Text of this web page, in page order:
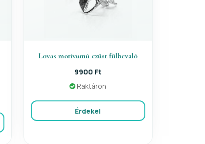
Lovas motívumú ezüst fülbevaló
9900 Ft
Raktáron
Érdekel